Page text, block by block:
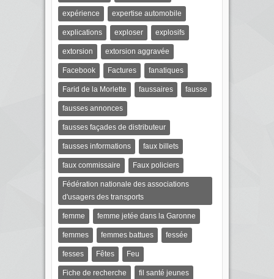
expérience expertise automobile
explications exploser explosifs
extorsion extorsion aggravée
Facebook Factures fanatiques
Farid de la Morlette faussaires fausse
fausses annonces
fausses façades de distributeur
fausses informations faux billets
faux commissaire Faux policiers
Fédération nationale des associations
d'usagers des transports
femme femme jetée dans la Garonne
femmes femmes battues fessée
fesses Fêtes Feu
Fiche de recherche fil santé jeunes